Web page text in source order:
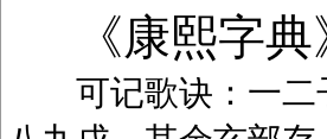
《康熙字
可记歌诀：一二